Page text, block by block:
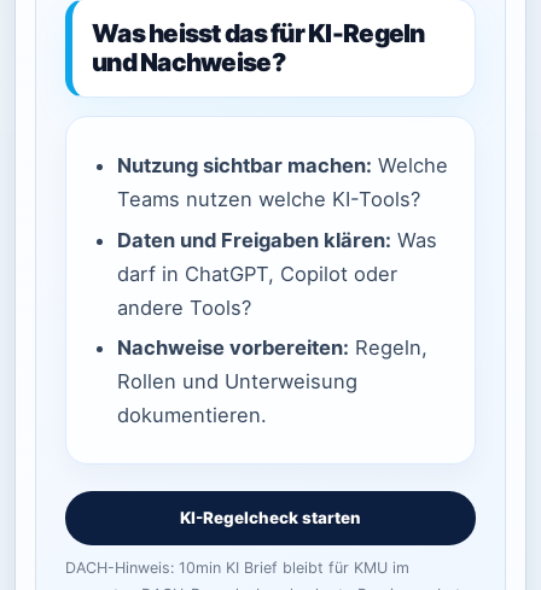
Was heisst das für KI-Regeln
und Nachweise?
Nutzung sichtbar machen: Welche
Teams nutzen welche KI-Tools?
Daten und Freigaben klären: Was
darf in ChatGPT, Copilot oder
andere Tools?
Nachweise vorbereiten: Regeln,
Rollen und Unterweisung
dokumentieren.
KI-Regelcheck starten
DACH-Hinweis: 10min KI Brief bleibt für KMU im